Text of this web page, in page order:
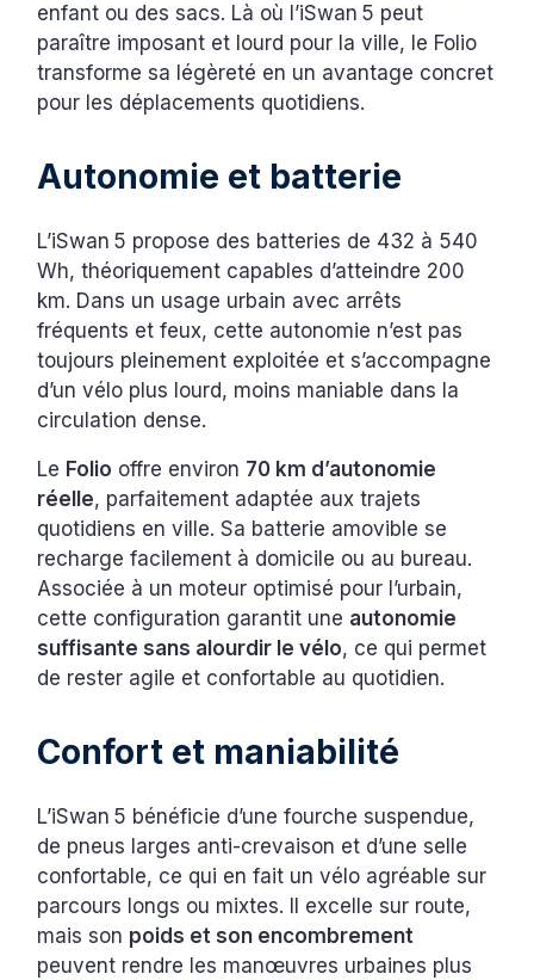
enfant ou des sacs. Là où l’iSwan 5 peut
paraître imposant et lourd pour la ville, le Folio
transforme sa légèreté en un avantage concret
pour les déplacements quotidiens.
Autonomie et batterie
L’iSwan 5 propose des batteries de 432 à 540
Wh, théoriquement capables d’atteindre 200
km. Dans un usage urbain avec arrêts
fréquents et feux, cette autonomie n’est pas
toujours pleinement exploitée et s’accompagne
d’un vélo plus lourd, moins maniable dans la
circulation dense.
Le Folio offre environ 70 km d’autonomie
réelle, parfaitement adaptée aux trajets
quotidiens en ville. Sa batterie amovible se
recharge facilement à domicile ou au bureau.
Associée à un moteur optimisé pour l’urbain,
cette configuration garantit une autonomie
suffisante sans alourdir le vélo, ce qui permet
de rester agile et confortable au quotidien.
Confort et maniabilité
L’iSwan 5 bénéficie d’une fourche suspendue,
de pneus larges anti-crevaison et d’une selle
confortable, ce qui en fait un vélo agréable sur
parcours longs ou mixtes. Il excelle sur route,
mais son poids et son encombrement
peuvent rendre les manœuvres urbaines plus